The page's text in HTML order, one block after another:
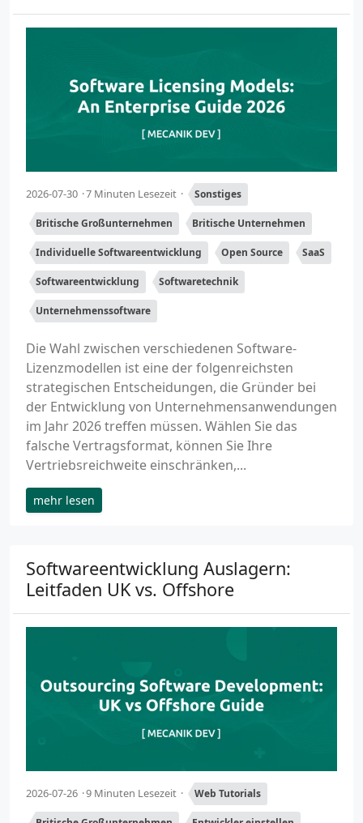
2026-07-30 7 Minuten Lesezeit Sonstiges
Britische Großunternehmen Britische Unternehmen
Individuelle Softwareentwicklung Open Source SaaS
Softwareentwicklung Softwaretechnik
Unternehmenssoftware
Die Wahl zwischen verschiedenen Software-
Lizenzmodellen ist eine der folgenreichsten
strategischen Entscheidungen, die Gründer bei
der Entwicklung von Unternehmensanwendungen
im Jahr 2026 treffen müssen. Wählen Sie das
falsche Vertragsformat, können Sie Ihre
Vertriebsreichweite einschränken,...
mehr lesen
Softwareentwicklung Auslagern:
Leitfaden UK vs. Offshore
2026-07-26 9 Minuten Lesezeit Web Tutorials